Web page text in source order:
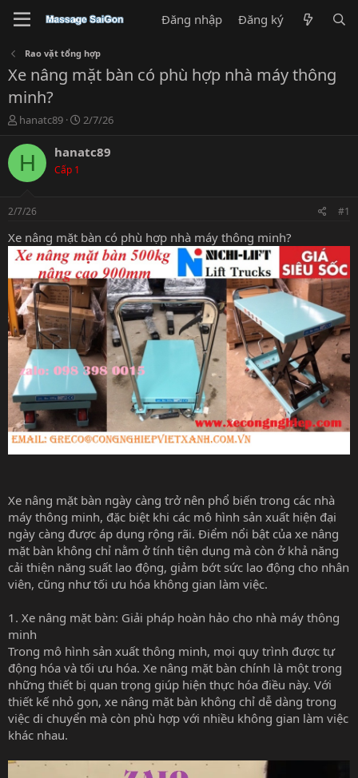
Đăng nhập Đăng ký
Rao vặt tổng hợp
Xe nâng mặt bàn có phù hợp nhà máy thông
minh?
T
r
e
a
s
t
a
r
t
e
r
hanatc89
N
à
2/7/26
H hanatc89
Cấp 1
2/7/26 #1
Xe nâng mặt bàn có phù hợp nhà máy thông minh?
Xe nâng mặt bàn ngày càng trở nên phổ biến trong các nhà
máy thông minh, đặc biệt khi các mô hình sản xuất hiện đại
ngày càng được áp dụng rộng rãi. Điểm nổi bật của xe nâng
mặt bàn không chỉ nằm ở tính tiện dụng mà còn ở khả năng
cải thiện năng suất lao động, giảm bớt sức lao động cho nhân
viên, cũng như tối ưu hóa không gian làm việc.
1. Xe nâng mặt bàn: Giải pháp hoàn hảo cho nhà máy thông
minh
Trong mô hình sản xuất thông minh, mọi quy trình được tự
động hóa và tối ưu hóa. Xe nâng mặt bàn chính là một trong
những thiết bị quan trọng giúp hiện thực hóa điều này. Với
thiết kế nhỏ gọn, xe nâng mặt bàn không chỉ dễ dàng trong
việc di chuyển mà còn phù hợp với nhiều không gian làm việc
khác nhau.